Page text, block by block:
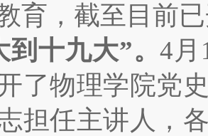
育，截至目前
到十九大”。4月
了物理学院党
担任主讲人，